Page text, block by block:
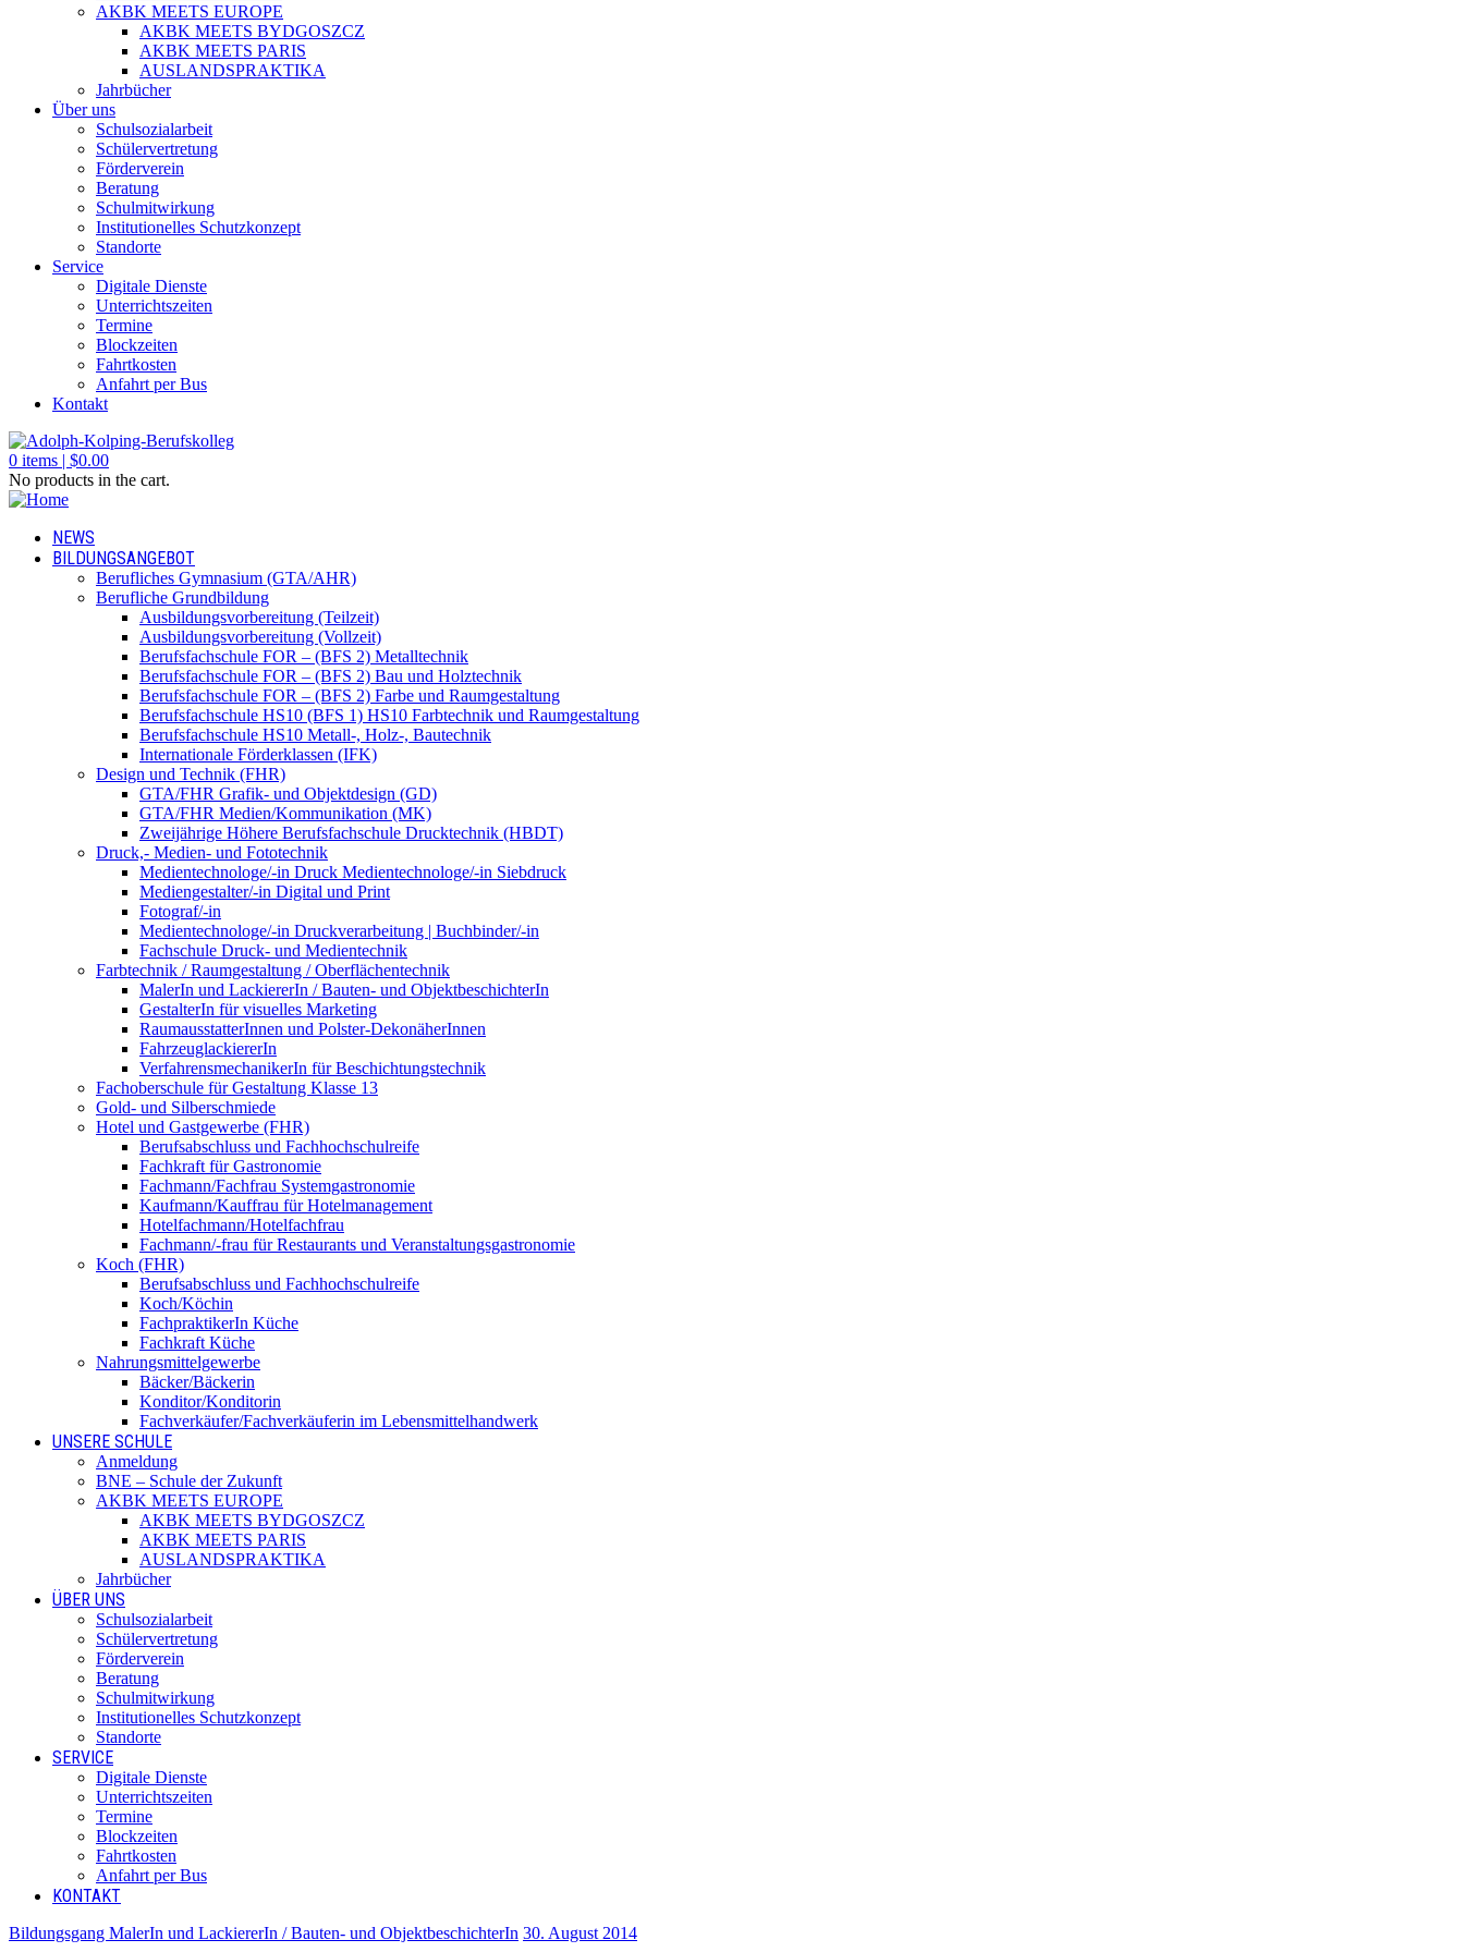
AKBK MEETS EUROPE
AKBK MEETS BYDGOSZCZ
AKBK MEETS PARIS
AUSLANDSPRAKTIKA
Jahrbücher
Über uns
Schulsozialarbeit
Schülervertretung
Förderverein
Beratung
Schulmitwirkung
Institutionelles Schutzkonzept
Standorte
Service
Digitale Dienste
Unterrichtszeiten
Termine
Blockzeiten
Fahrtkosten
Anfahrt per Bus
Kontakt
0 items | $0.00
No products in the cart.
NEWS
BILDUNGSANGEBOT
Berufliches Gymnasium (GTA/AHR)
Berufliche Grundbildung
Ausbildungsvorbereitung (Teilzeit)
Ausbildungsvorbereitung (Vollzeit)
Berufsfachschule FOR – (BFS 2) Metalltechnik
Berufsfachschule FOR – (BFS 2) Bau und Holztechnik
Berufsfachschule FOR – (BFS 2) Farbe und Raumgestaltung
Berufsfachschule HS10 (BFS 1) HS10 Farbtechnik und Raumgestaltung
Berufsfachschule HS10 Metall-, Holz-, Bautechnik
Internationale Förderklassen (IFK)
Design und Technik (FHR)
GTA/FHR Grafik- und Objektdesign (GD)
GTA/FHR Medien/Kommunikation (MK)
Zweijährige Höhere Berufsfachschule Drucktechnik (HBDT)
Druck,- Medien- und Fototechnik
Medientechnologe/-in Druck Medientechnologe/-in Siebdruck
Mediengestalter/-in Digital und Print
Fotograf/-in
Medientechnologe/-in Druckverarbeitung | Buchbinder/-in
Fachschule Druck- und Medientechnik
Farbtechnik / Raumgestaltung / Oberflächentechnik
MalerIn und LackiererIn / Bauten- und ObjektbeschichterIn
GestalterIn für visuelles Marketing
RaumausstatterInnen und Polster-DekonäherInnen
FahrzeuglackiererIn
VerfahrensmechanikerIn für Beschichtungstechnik
Fachoberschule für Gestaltung Klasse 13
Gold- und Silberschmiede
Hotel und Gastgewerbe (FHR)
Berufsabschluss und Fachhochschulreife
Fachkraft für Gastronomie
Fachmann/Fachfrau Systemgastronomie
Kaufmann/Kauffrau für Hotelmanagement
Hotelfachmann/Hotelfachfrau
Fachmann/-frau für Restaurants und Veranstaltungsgastronomie
Koch (FHR)
Berufsabschluss und Fachhochschulreife
Koch/Köchin
FachpraktikerIn Küche
Fachkraft Küche
Nahrungsmittelgewerbe
Bäcker/Bäckerin
Konditor/Konditorin
Fachverkäufer/Fachverkäuferin im Lebensmittelhandwerk
UNSERE SCHULE
Anmeldung
BNE – Schule der Zukunft
AKBK MEETS EUROPE
AKBK MEETS BYDGOSZCZ
AKBK MEETS PARIS
AUSLANDSPRAKTIKA
Jahrbücher
ÜBER UNS
Schulsozialarbeit
Schülervertretung
Förderverein
Beratung
Schulmitwirkung
Institutionelles Schutzkonzept
Standorte
SERVICE
Digitale Dienste
Unterrichtszeiten
Termine
Blockzeiten
Fahrtkosten
Anfahrt per Bus
KONTAKT
Bildungsgang MalerIn und LackiererIn / Bauten- und ObjektbeschichterIn 30. August 2014